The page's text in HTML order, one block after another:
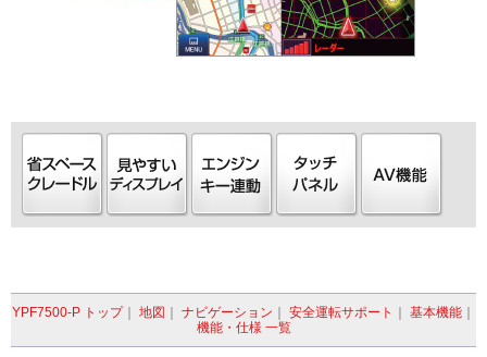
YPF7500-P トップ｜ 地図 ナビゲーション 安全運転サポート 基本機能
機能・仕様 一覧